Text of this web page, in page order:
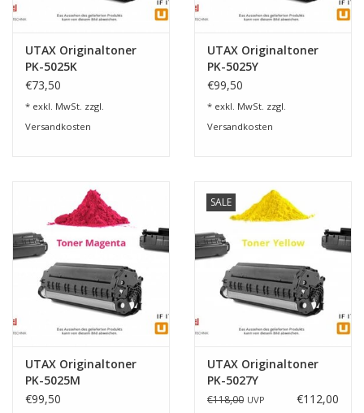
UTAX Originaltoner
PK-5025K
€73,50
* exkl. MwSt. zzgl.
Versandkosten
UTAX Originaltoner
PK-5025Y
€99,50
* exkl. MwSt. zzgl.
Versandkosten
UTAX Originaltoner
PK-5025M
€99,50
SALE
UTAX Originaltoner
PK-5027Y
€118,00 UVP €112,00